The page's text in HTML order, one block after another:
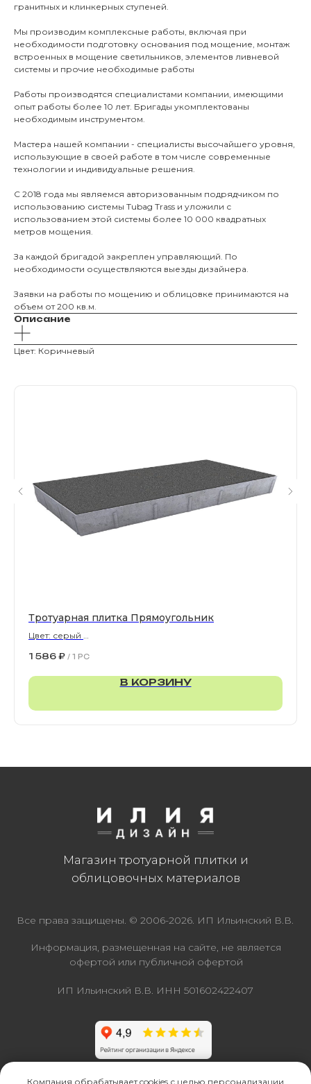
гранитных и клинкерных ступеней.
Мы производим комплексные работы, включая при
необходимости подготовку основания под мощение, монтаж
встроенных в мощение светильников, элементов ливневой
системы и прочие необходимые работы
Работы производятся специалистами компании, имеющими
опыт работы более 10 лет. Бригады укомплектованы
необходимым инструментом.
Мастера нашей компании - специалисты высочайшего уровня,
использующие в своей работе в том числе современные
технологии и индивидуальные решения.
С 2018 года мы являемся авторизованным подрядчиком по
использованию системы Tubag Trass и уложили с
использованием этой системы более 10 000 квадратных
метров мощения.
За каждой бригадой закреплен управляющий. По
необходимости осуществляются выезды дизайнера.
Заявки на работы по мощению и облицовке принимаются на
объем от 200 кв.м.
Описание
Цвет: Коричневый
Тротуарная плитка Прямоугольник
Цвет: серый
1 586 ₽ / 1 PC
В КОРЗИНУ
Все права защищены. © 2006-2026. ИП Ильинский В.В.
Магазин тротуарной плитки и
облицовочных материалов
ПОМОЩЬ
Правила обработки персональных данных
Политика конфиденциальности
Навесы,
Ступени и
Заборы
Компания обрабатывает cookies с целью персонализации